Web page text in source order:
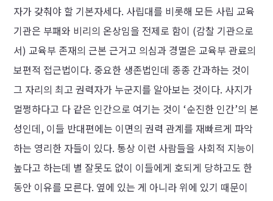
자가 갖춰야 할 기본자세다. 사립대를 비롯해 모든 사립 교육
기관은 부패와 비리의 온상임을 전제로 함이 (감찰 기관으로
서) 교육부 존재의 근본 근거고 의심과 경멸은 교육부 관료의
보편적 접근법이다. 중요한 생존법인데 종종 간과하는 것이
그 자리의 최고 권력자가 누군지를 알아보는 것이다. 사지가
멀쩡하다고 다 같은 인간으로 여기는 것이 ‘순진한 인간’의 본
성인데, 이들 반대편에는 이면의 권력 관계를 재빠르게 파악
하는 영리한 자들이 있다. 통상 이런 사람들을 사회적 지능이
높다고 하는데 별 잘못도 없이 이들에게 호되게 당하고도 한
동안 이유를 모른다. 옆에 있는 게 아니라 위에 있기 때문이